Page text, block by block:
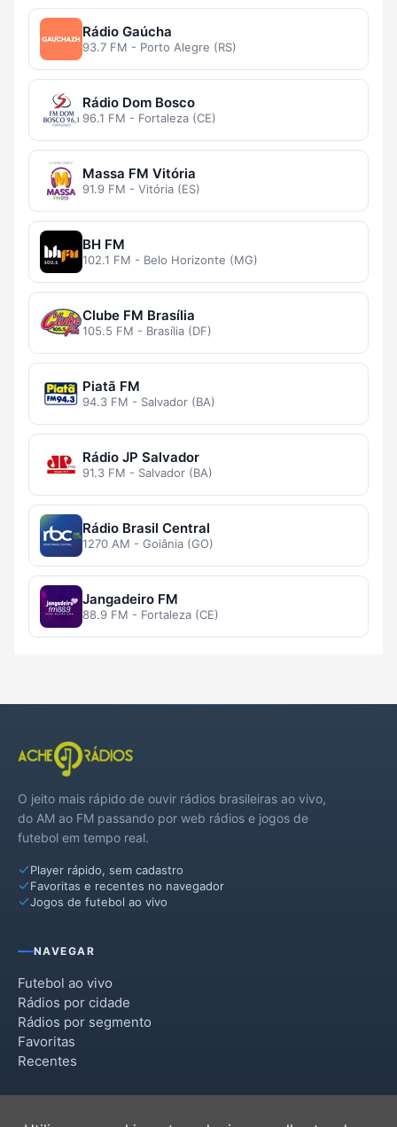
Rádio Gaúcha
93.7 FM - Porto Alegre (RS)
Rádio Dom Bosco
96.1 FM - Fortaleza (CE)
Massa FM Vitória
91.9 FM - Vitória (ES)
BH FM
102.1 FM - Belo Horizonte (MG)
Clube FM Brasília
105.5 FM - Brasília (DF)
Piatã FM
94.3 FM - Salvador (BA)
Rádio JP Salvador
91.3 FM - Salvador (BA)
Rádio Brasil Central
1270 AM - Goiânia (GO)
Jangadeiro FM
88.9 FM - Fortaleza (CE)
O jeito mais rápido de ouvir rádios brasileiras ao vivo,
do AM ao FM passando por web rádios e jogos de
futebol em tempo real.
Player rápido, sem cadastro
Favoritas e recentes no navegador
Jogos de futebol ao vivo
NAVEGAR
Futebol ao vivo
Rádios por cidade
Rádios por segmento
Favoritas
Recentes